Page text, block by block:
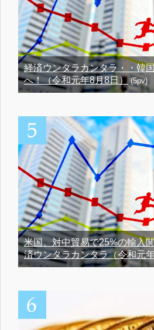
経済ウンタラカンタラ・・韓
へ！（令和元年8月8日） (5pv)
米国、対中貿易で25%の輸入
済ウンタラカンタラ（令和元